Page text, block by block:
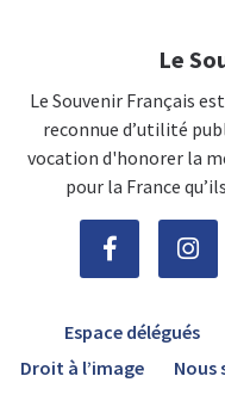
Le
Le Souvenir Français
reconnue d’utilité
vocation d'honorer la
pour la France
Espace délégués
Droit à l’image
Nous